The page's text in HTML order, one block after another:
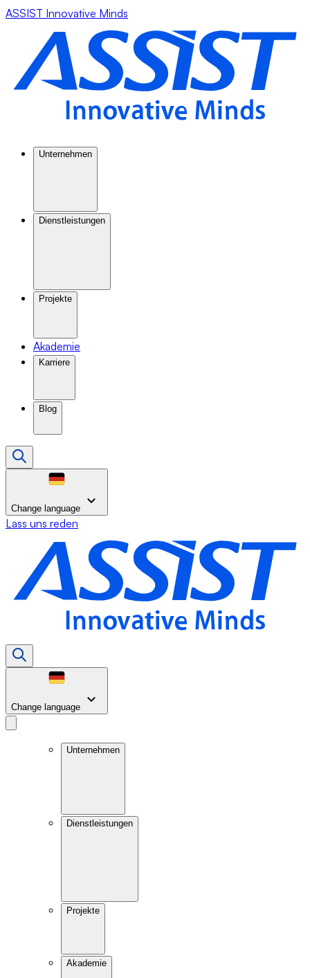
ASSIST Innovative Minds
Unternehmen
Dienstleistungen
Projekte
Akademie
Karriere
Blog
Change language
Lass uns reden
Change language
Unternehmen
Dienstleistungen
Projekte
Akademie